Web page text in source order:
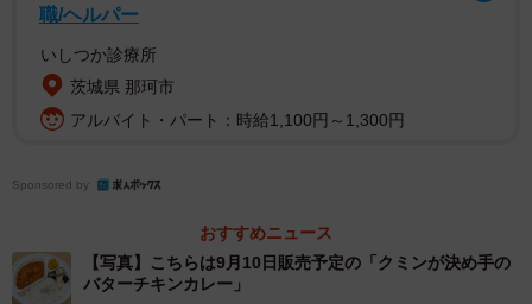
板橋スパイスセンターの中にある社員食堂
職/ヘルパー
いしつか診療所
茨城県 那珂市
アルバイト・パート：時給1,100円～1,300円
Sponsored by
おすすめニュース
【写真】こちらは9月10日販売予定の「クミンが決め手の
バターチキンカレー」